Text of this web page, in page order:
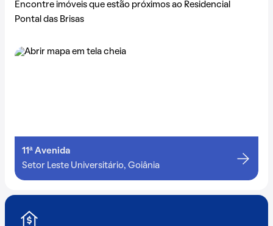
Encontre imóveis que estão próximos ao Residencial
Pontal das Brisas
11ª Avenida
Setor Leste Universitário, Goiânia